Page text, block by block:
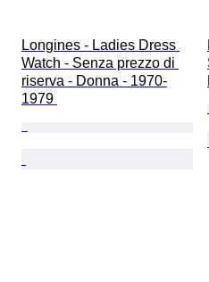
Longines - Ladies Dress
Watch - Senza prezzo di
riserva - Donna - 1970-
1979